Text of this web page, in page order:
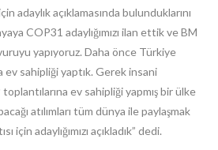
adaylık açıklamasında bulunduklarını
COP31 adaylığımızı ilan ettik ve BM
yapıyoruz. Daha önce Türkiye
sahipliği yaptık. Gerek insani
ev sahipliği yapmış bir ülke
atılımları tüm dünya ile paylaşmak
için adaylığımızı açıkladık” dedi.